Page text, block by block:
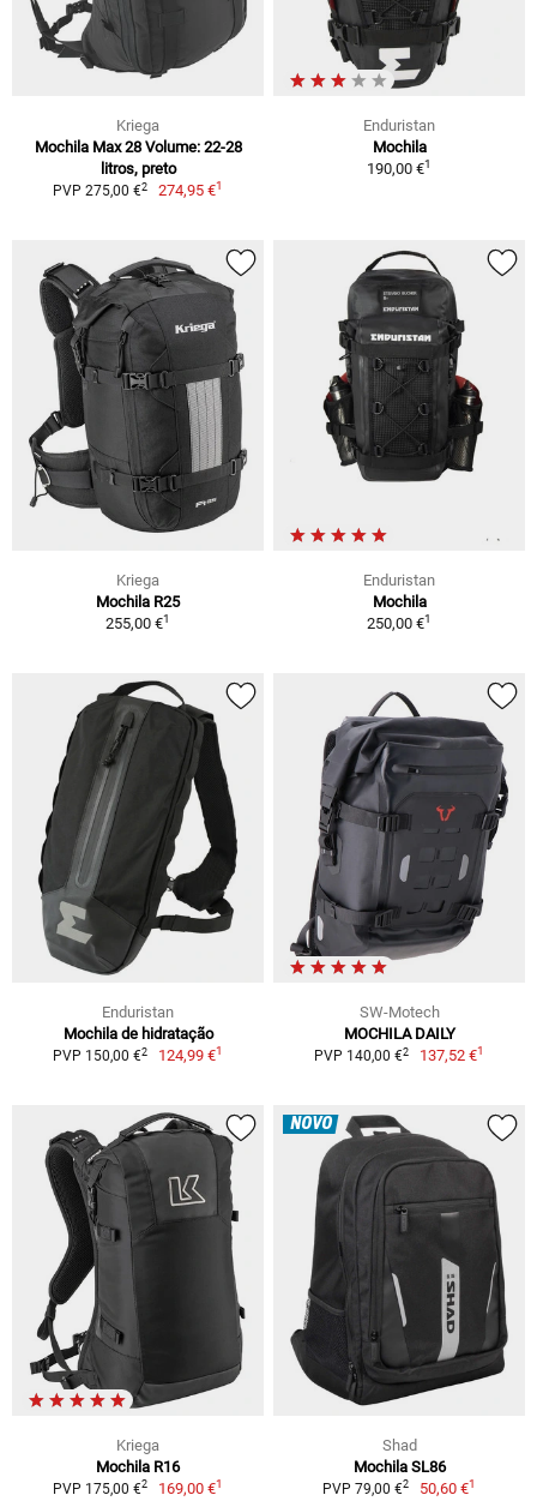
Kriega
Mochila Max 28 Volume: 22-28
litros, preto
PVP 275,00 €2 274,95 €1
Enduristan
Mochila
190,00 €1
Kriega
Mochila R25
255,00 €1
Enduristan
Mochila
250,00 €1
Enduristan
Mochila de hidratação
PVP 150,00 €2 124,99 €1
SW-Motech
MOCHILA DAILY
PVP 140,00 €2 137,52 €1
Kriega
Mochila R16
PVP 175,00 €2 169,00 €1
NOVO
Shad
Mochila SL86
PVP 79,00 €2 50,60 €1